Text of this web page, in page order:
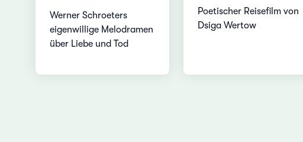
Werner Schroeters
eigenwillige Melodramen
über Liebe und Tod
Poetischer Reisefilm von
Dsiga Wertow